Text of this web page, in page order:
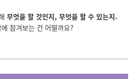
무엇을 할 것인지, 무엇을 할 수 있는지.
잠겨보는 건 어떨까요?